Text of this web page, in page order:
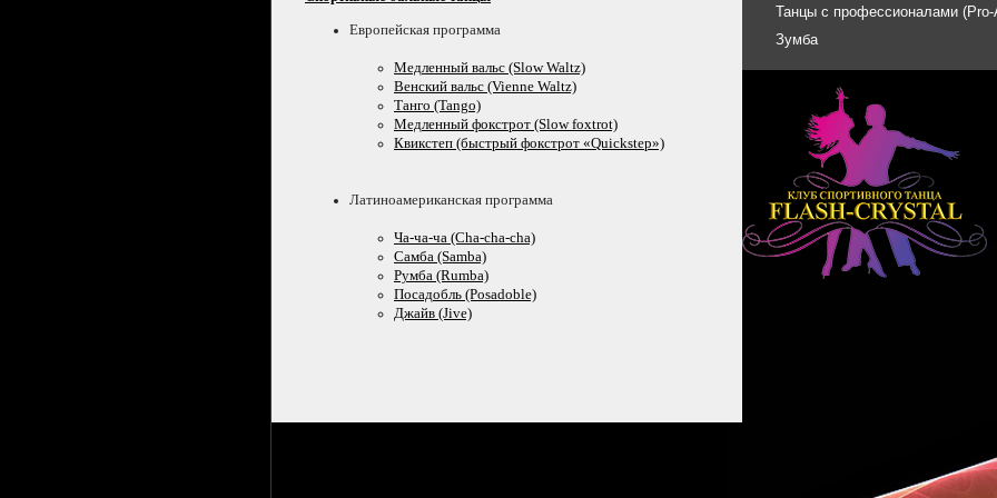
Европейская программа
Медленный вальс (Slow Waltz)
Венский вальс (Vienne Waltz)
Танго (Tango)
Медленный фокстрот (Slow foxtrot)
Квикстеп (быстрый фокстрот «Quickstep»)
Латиноамериканская программа
Ча-ча-ча (Cha-cha-cha)
Самба (Samba)
Румба (Rumba)
Посадобль (Posadoble)
Джайв (Jive)
Танцы с профессионалами (Pro-
Зумба